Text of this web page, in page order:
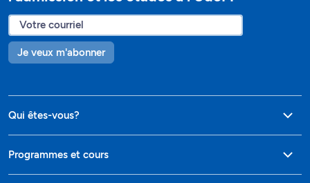
Je veux m'abonner
Qui êtes-vous?
Programmes et cours